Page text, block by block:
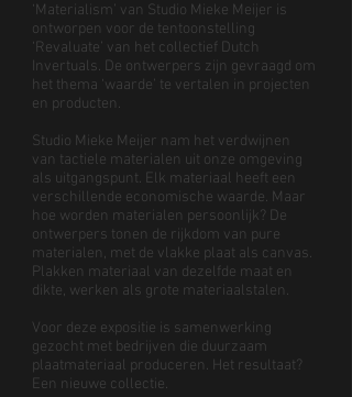
‘Materialism’ van Studio Mieke Meijer is
ontworpen voor de tentoonstelling
‘Revaluate’ van het collectief Dutch
Invertuals. De ontwerpers zijn gevraagd om
het thema ‘waarde’ te vertalen in projecten
en producten.
Studio Mieke Meijer nam het verdwijnen
van tactiele materialen uit onze omgeving
als uitgangspunt. Elk materiaal heeft een
verschillende economische waarde. Maar
hoe worden materialen persoonlijk? De
ontwerpers tonen de rijkdom van pure
materialen, met de vlakke plaat als canvas.
Plakken materiaal van dezelfde maat en
dikte, werken als grote materiaalstalen.
Voor deze expositie is samenwerking
gezocht met bedrijven die duurzaam
plaatmateriaal produceren. Het resultaat?
Een nieuwe collectie.